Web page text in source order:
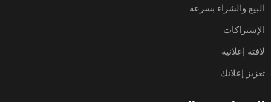
البيع والشراء بسرعة
الإشتراكات
لافتة إعلانية
تعزيز إعلانك